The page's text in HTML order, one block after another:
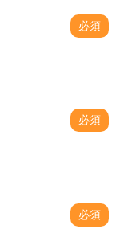
必須
必須
必須